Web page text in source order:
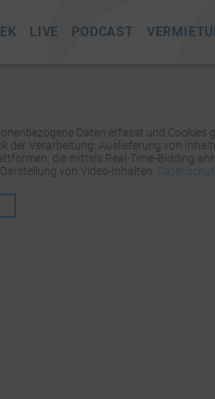
LIVE PODCAST
Daten erfasst und Cookies
der Verarbeitung: Auslieferung von
die mittels Real-Time-Bidding
von Video-Inhalten.